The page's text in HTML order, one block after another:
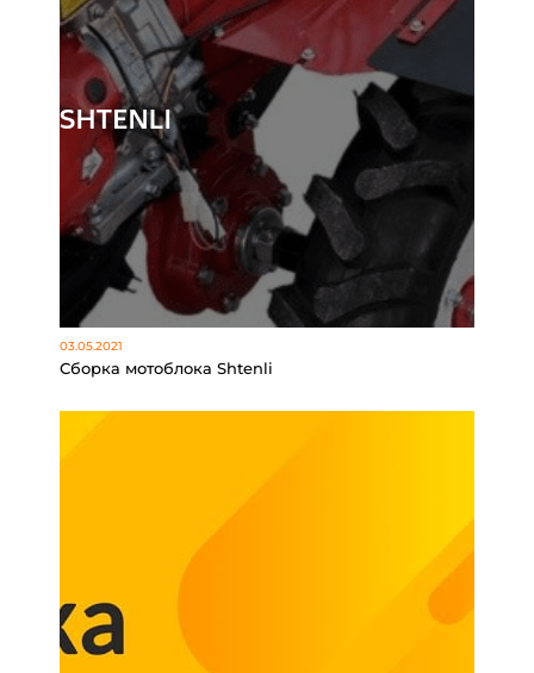
03.05.2021
Сборка мотоблока Shtenli